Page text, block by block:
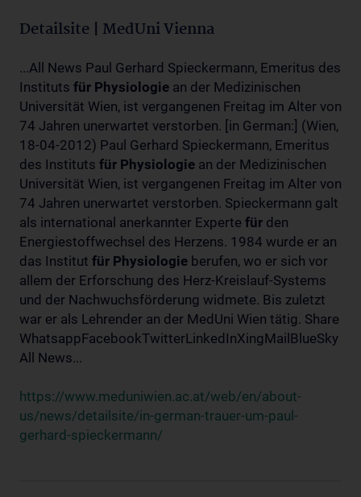
Detailsite | MedUni Vienna
...All News Paul Gerhard Spieckermann, Emeritus des
Instituts für Physiologie an der Medizinischen
Universität Wien, ist vergangenen Freitag im Alter von
74 Jahren unerwartet verstorben. [in German:] (Wien,
18-04-2012) Paul Gerhard Spieckermann, Emeritus
des Instituts für Physiologie an der Medizinischen
Universität Wien, ist vergangenen Freitag im Alter von
74 Jahren unerwartet verstorben. Spieckermann galt
als international anerkannter Experte für den
Energiestoffwechsel des Herzens. 1984 wurde er an
das Institut für Physiologie berufen, wo er sich vor
allem der Erforschung des Herz-Kreislauf-Systems
und der Nachwuchsförderung widmete. Bis zuletzt
war er als Lehrender an der MedUni Wien tätig. Share
WhatsappFacebookTwitterLinkedInXingMailBlueSky
All News...
https://www.meduniwien.ac.at/web/en/about-
us/news/detailsite/in-german-trauer-um-paul-
gerhard-spieckermann/